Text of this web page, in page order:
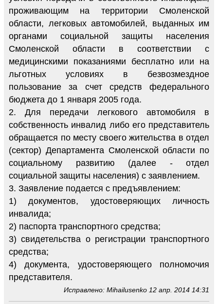
проживающим на территории Смоленской
области, легковых автомобилей, выданных им
органами социальной защиты населения
Смоленской области в соответствии с
медицинскими показаниями бесплатно или на
льготных условиях в безвозмездное
пользование за счет средств федерального
бюджета до 1 января 2005 года.
2. Для передачи легкового автомобиля в
собственность инвалид либо его представитель
обращается по месту своего жительства в отдел
(сектор) Департамента Смоленской области по
социальному развитию (далее - отдел
социальной защиты населения) с заявлением.
3. Заявление подается с предъявлением:
1) документов, удостоверяющих личность
инвалида;
2) паспорта транспортного средства;
3) свидетельства о регистрации транспортного
средства;
4) документа, удостоверяющего полномочия
представителя.
Исправлено: Mihailusenko 12 апр. 2014 14:31